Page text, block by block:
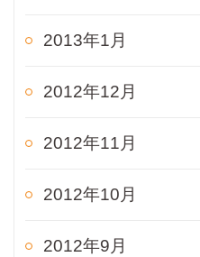
2013年1月
2012年12月
2012年11月
2012年10月
2012年9月